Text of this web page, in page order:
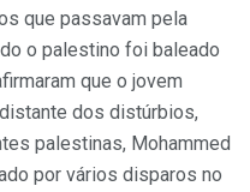
que passavam pela
o palestino foi baleado
que o jovem
dos distúrbios,
palestinas, Mohammed
por vários disparos no